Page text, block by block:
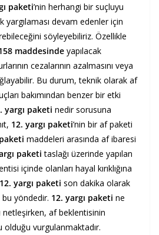
paketi’nin herhangi bir suçluyu
devam edenler için
söyleyebiliriz. Özellikle
maddesinde yapılacak
cezalarının azalmasını veya
Bu durum, teknik olarak af
bakımından benzer bir etki
yargı paketi nedir sorusuna
12. yargı paketi’nin bir af paketi
maddeleri arasında af ibaresi
paketi taslağı üzerinde yapılan
içinde olanları hayal kırıklığına
12. yargı paketi son dakika olarak
bu yöndedir. 12. yargı paketi ne
netleşirken, af beklentisinin
olduğu vurgulanmaktadır.